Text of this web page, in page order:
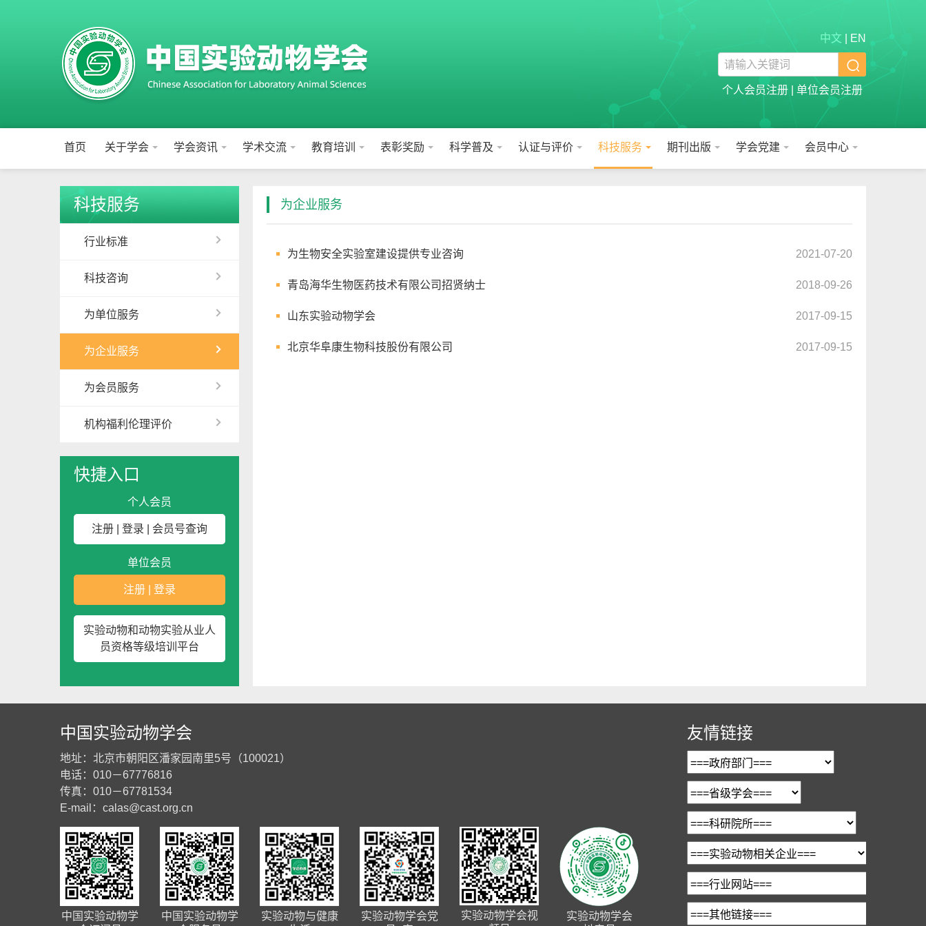
中文 EN

个人会员注册| 单位会员注册
首页 关于学会 学会资讯 学术交流 教育培训 表彰奖励 科学普及 认证与评价 科技服务 期刊出版 学会党建 会员中心
为企业服务
为生物安全实验室建设提供专业咨询 2021-07-20
青岛海华生物医药技术有限公司招贤纳士 2018-09-26
山东实验动物学会 2017-09-15
北京华阜康生物科技股份有限公司 2017-09-15
科技服务
行业标准
科技咨询
为单位服务
为企业服务
为会员服务
机构福利伦理评价
快捷入口
个人会员
注册 登录 会员号查询
单位会员
注册 登录
实验动物和动物实验从业人
员资格等级培训平台
中国实验动物学会
地址：北京市朝阳区潘家园南里5号（100021）
电话：010－67776816
传真：010－67781534
E-mail： calas@cast.org.cn
中国实验动物学
中国实验动物学
实验动物与健康
实验动物学会党
实验动物学会视
实验动物学会
友情链接